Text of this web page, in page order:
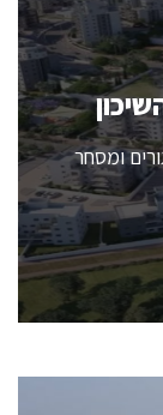
ומסחר